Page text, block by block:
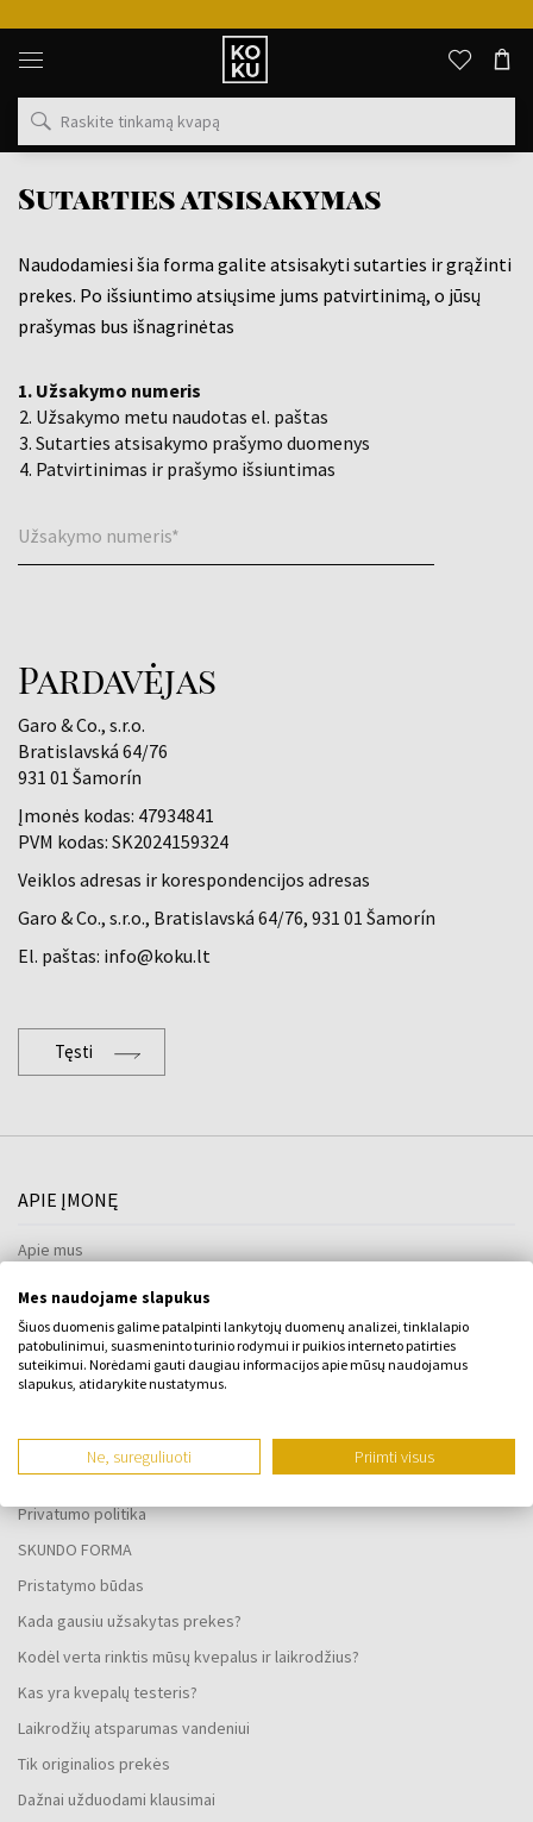
Originalūs
kvepalai
laikrodžiai
vienoje
Sutarties atsisakymas
Naudodamiesi šia forma galite atsisakyti sutarties ir grąžinti
prekes. Po išsiuntimo atsiųsime jums patvirtinimą, o jūsų
prašymas bus išnagrinėtas
Užsakymo numeris
Užsakymo metu naudotas el. paštas
Sutarties atsisakymo prašymo duomenys
Patvirtinimas ir prašymo išsiuntimas
Užsakymo numeris*
Pardavėjas
Garo & Co., s.r.o.
Bratislavská 64/76
931 01 Šamorín
Įmonės kodas: 47934841
PVM kodas: SK2024159324
Veiklos adresas ir korespondencijos adresas
Garo & Co., s.r.o., Bratislavská 64/76, 931 01 Šamorín
El. paštas: info@koku.lt
Tęsti
APIE ĮMONĘ
Apie mus
Susisiekite su
VISKAS APIE PIRKIMĄ
Lojalumo programa
Bendrosios sąlygos
Privatumo politika
SKUNDO FORMA
Pristatymo būdas
Kada gausiu užsakytas prekes?
Kodėl verta rinktis mūsų kvepalus ir laikrodžius?
Kas yra kvepalų testeris?
Laikrodžių atsparumas vandeniui
Tik originalios prekės
Dažnai užduodami klausimai
Mes naudojame slapukus
Šiuos duomenis galime patalpinti lankytojų duomenų analizei, tinklalapio
patobulinimui, suasmeninto turinio rodymui ir puikios interneto patirties
suteikimui. Norėdami gauti daugiau informacijos apie mūsų naudojamus
slapukus, atidarykite nustatymus.
Ne, sureguliuoti Priimti visus